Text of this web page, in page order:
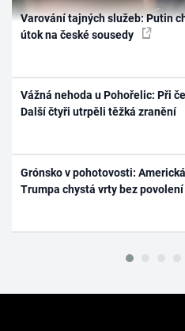
Varování tajných služeb: Putin
útok na české sousedy
Vážná nehoda u Pohořelic: Při
Další čtyři utrpěli těžká zranění
Grónsko v pohotovosti:
Trumpa chystá vrty bez povolení